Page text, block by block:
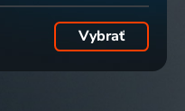
Vybrať